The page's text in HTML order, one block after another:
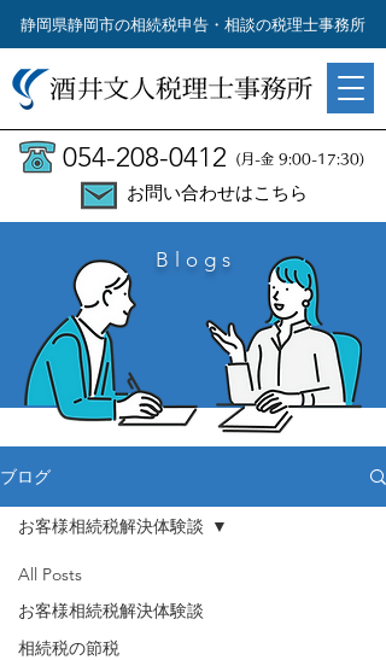
(月-金 9:00-17:30)
054-208-0412
お問い合わせはこちら
静岡県静岡市の相続税申告・相談の税理士事務所
Blogs
ブログ
All Posts
お客様相続税解決体験談
相続税の節税
お客様相続税解決体験談